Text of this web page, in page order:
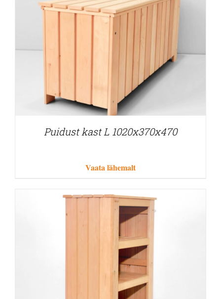
Puidust kast L 1020x370x470
Vaata lähemalt